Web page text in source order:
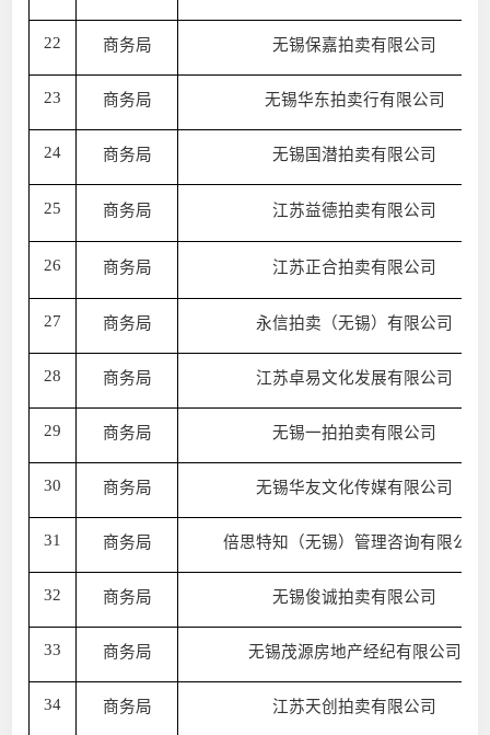
22 商务局 无锡保嘉拍卖有限公司
23 商务局 无锡华东拍卖行有限公司
24 商务局 无锡国潜拍卖有限公司
25 商务局 江苏益德拍卖有限公司
26 商务局 江苏正合拍卖有限公司
27 商务局 永信拍卖（无锡）有限公司
28 商务局 江苏卓易文化发展有限公司
29 商务局 无锡一拍拍卖有限公司
30 商务局 无锡华友文化传媒有限公司
31 商务局 倍思特知（无锡）管理咨询有限公司
32 商务局 无锡俊诚拍卖有限公司
33 商务局 无锡茂源房地产经纪有限公司
34 商务局 江苏天创拍卖有限公司